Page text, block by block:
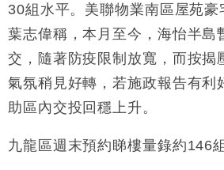
30組水平。美聯物業南區屋苑
葉志偉稱，本月至今，海怡半島
交，隨著防疫限制放寬，而按揭
氣氛稍見好轉，若施政報告有利
助區內交投回穩上升。
九龍區週末預約睇樓量錄約146